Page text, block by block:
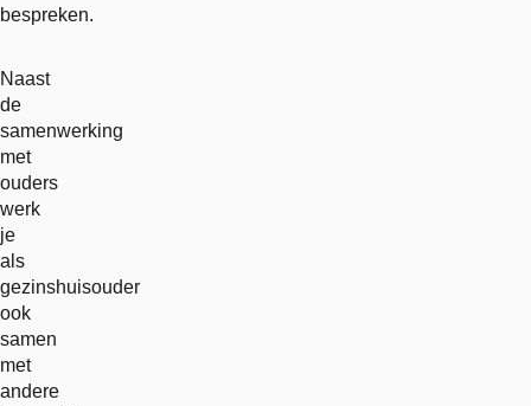
bespreken.
Naast
de
samenwerking
met
ouders
werk
je
als
gezinshuisouder
ook
samen
met
andere